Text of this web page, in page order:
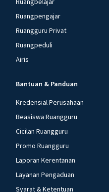
Ruangpengajar
Ruangguru Privat
Ruangpeduli
Airis
Bantuan & Panduan
Kredensial Perusahaan
Beasiswa Ruangguru
Cicilan Ruangguru
Promo Ruangguru
Laporan Kerentanan
Layanan Pengaduan
Syarat & Ketentuan